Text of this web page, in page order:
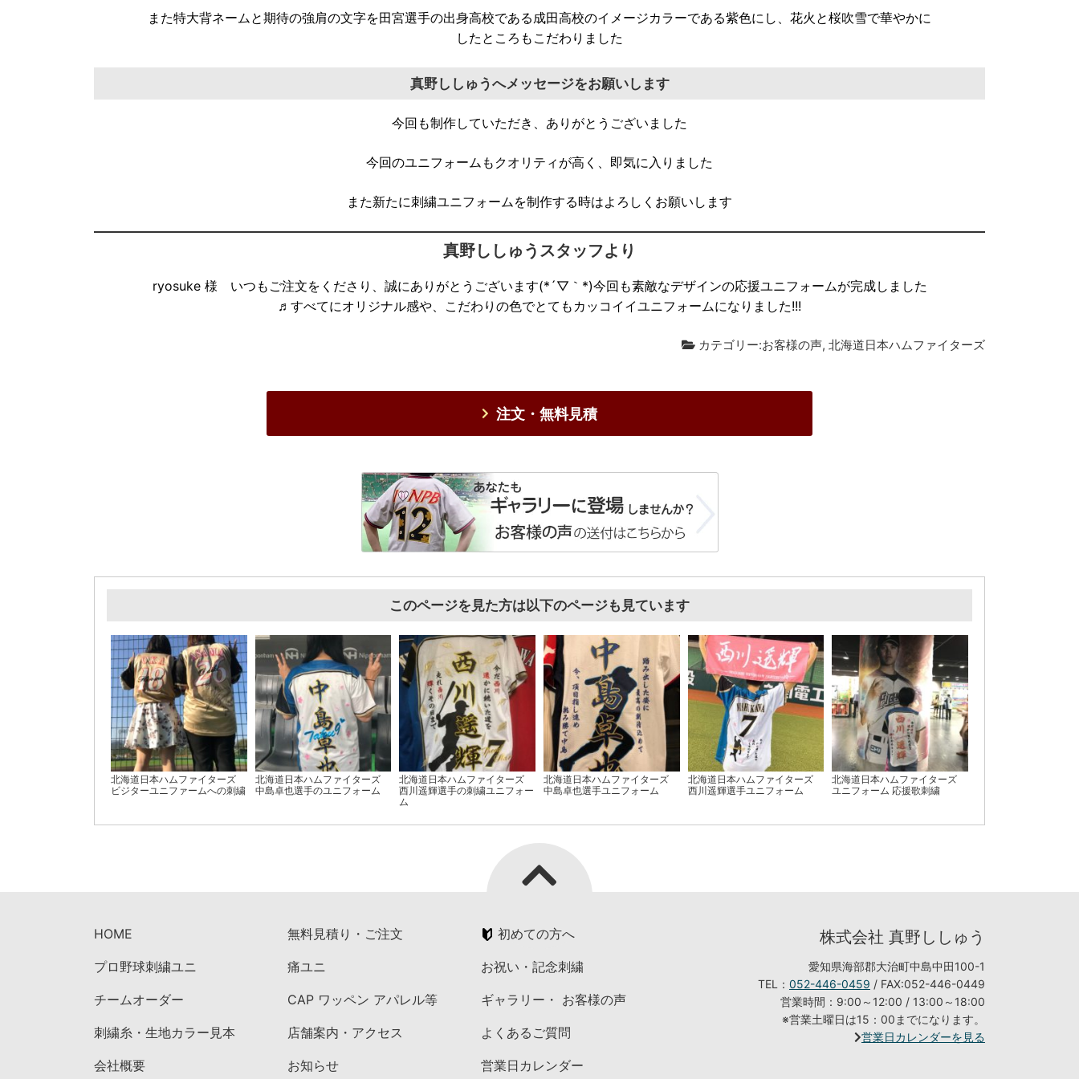
また特大背ネームと期待の強肩の文字を田宮選手の出身高校である成田高校のイメージカラーである紫色にし、花火と桜吹雪で華やかに
したところもこだわりました
真野ししゅうへメッセージをお願いします
今回も制作していただき、ありがとうございました
今回のユニフォームもクオリティが高く、即気に入りました
また新たに刺繍ユニフォームを制作する時はよろしくお願いします
真野ししゅうスタッフより
ryosuke 様 いつもご注文をくださり、誠にありがとうございます(*´▽｀*)今回も素敵なデザインの応援ユニフォームが完成しました
♬すべてにオリジナル感や、こだわりの色でとてもカッコイイユニフォームになりました!!!
カテゴリー:お客様の声, 北海道日本ハムファイターズ
注文・無料見積
このページを見た方は以下のページも見ています
北海道日本ハムファイターズ
ビジターユニファームへの刺繍
北海道日本ハムファイターズ
中島卓也選手のユニフォーム
北海道日本ハムファイターズ
西川遥輝選手の刺繍ユニフォー
ム
北海道日本ハムファイターズ
中島卓也選手ユニフォーム
北海道日本ハムファイターズ
西川遥輝選手ユニフォーム
北海道日本ハムファイターズ
ユニフォーム 応援歌刺繍
HOME 無料見積り・ご注文 初めての方へ
プロ野球刺繍ユニ 痛ユニ お祝い・記念刺繍
チームオーダー CAP ワッペン アパレル等 ギャラリー・ お客様の声
刺繍糸・生地カラー見本 店舗案内・アクセス よくあるご質問
会社概要 お知らせ 営業日カレンダー
株式会社 真野ししゅう
愛知県海部郡大治町中島中田100-1
TEL： 052-446-0459 / FAX:052-446-0449
営業時間：9:00～12:00 / 13:00～18:00
※営業土曜日は15：00までになります。
営業日カレンダーを見る